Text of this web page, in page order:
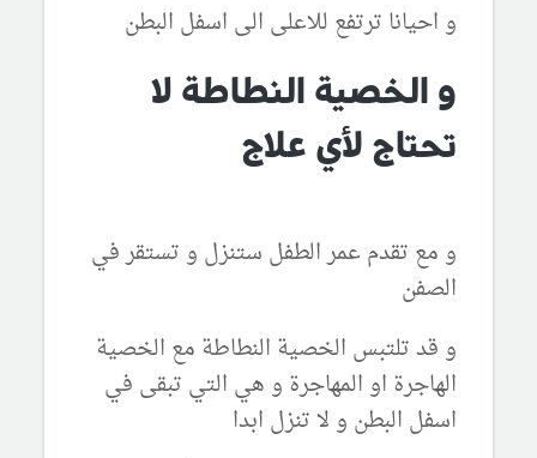
و احيانا ترتفع للاعلى الى اسفل البطن
و الخصية النطاطة لا
تحتاج لأي علاج
و مع تقدم عمر الطفل ستنزل و تستقر في
الصفن
و قد تلتبس الخصية النطاطة مع الخصية
الهاجرة او المهاجرة و هي التي تبقى في
اسفل البطن و لا تنزل ابدا